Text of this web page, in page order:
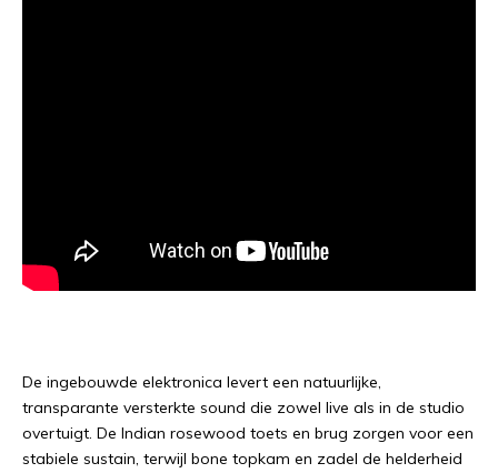
De ingebouwde elektronica levert een natuurlijke,
transparante versterkte sound die zowel live als in de studio
overtuigt. De Indian rosewood toets en brug zorgen voor een
stabiele sustain, terwijl bone topkam en zadel de helderheid